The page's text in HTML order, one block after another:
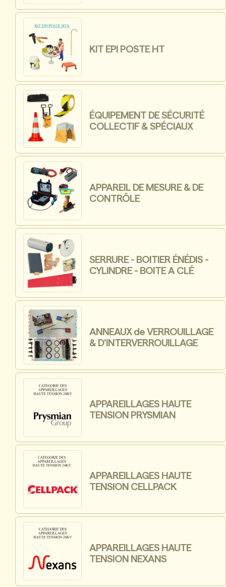
KIT EPI POSTE HT
ÉQUIPEMENT DE SÉCURITÉ
COLLECTIF & SPÉCIAUX
APPAREIL DE MESURE & DE
CONTRÔLE
SERRURE - BOITIER ÉNÉDIS -
CYLINDRE - BOITE A CLÉ
ANNEAUX de VERROUILLAGE
& D'INTERVERROUILLAGE
APPAREILLAGES HAUTE
TENSION PRYSMIAN
APPAREILLAGES HAUTE
TENSION CELLPACK
APPAREILLAGES HAUTE
TENSION NEXANS